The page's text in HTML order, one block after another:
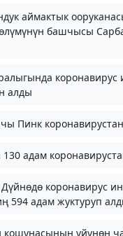
аймактык
башчысы
коронавирус
алды
Пинк
адам
Дүйнөдө коронавирус
594 адам жуктуруп
кошунасынын үйүнөн